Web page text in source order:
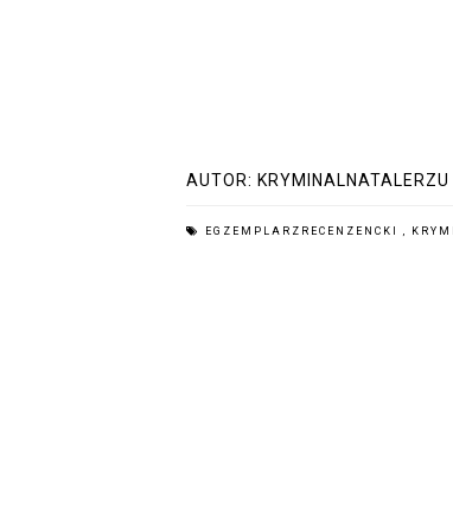
AUTOR: KRYMINALNATALERZU
EGZEMPLARZRECENZENCKI ,